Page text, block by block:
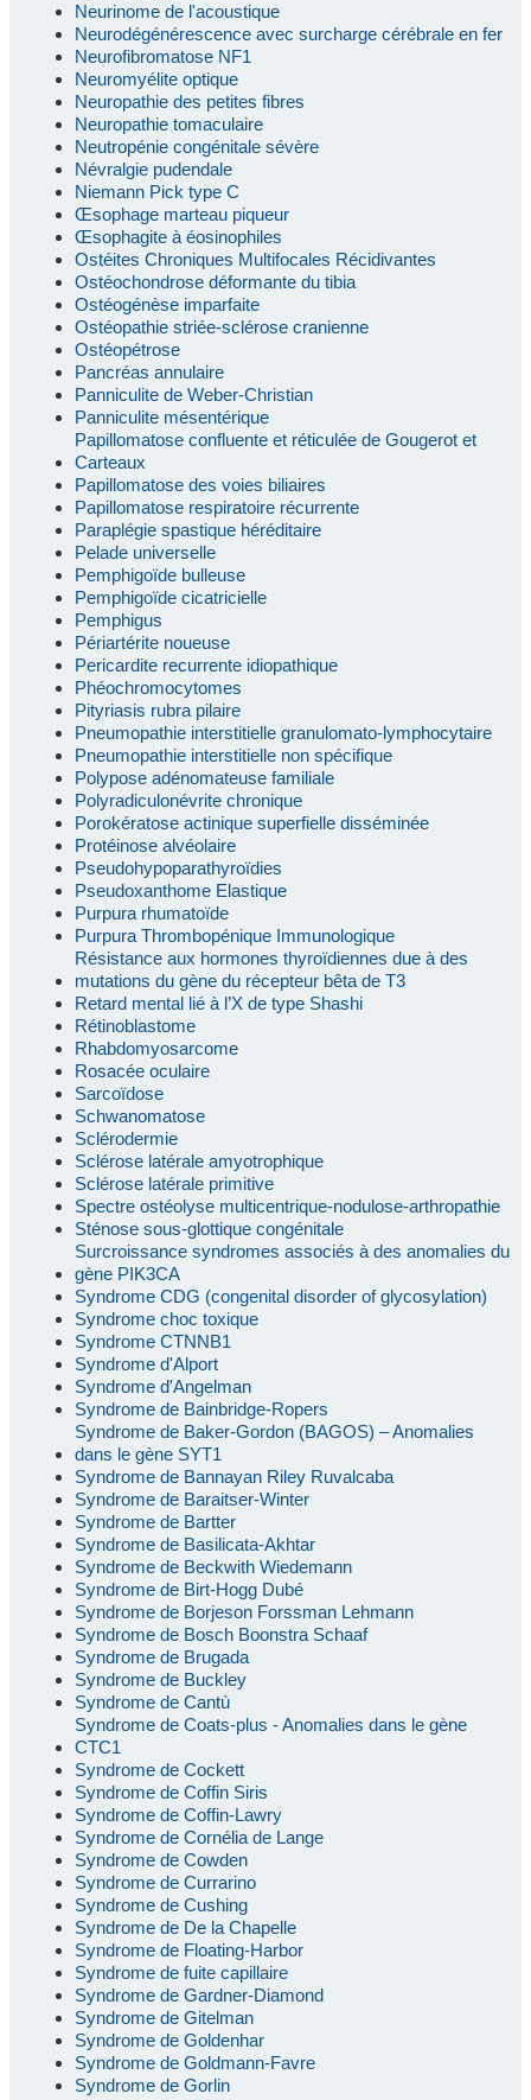
Neurinome de l'acoustique
Neurodégénérescence avec surcharge cérébrale en fer
Neurofibromatose NF1
Neuromyélite optique
Neuropathie des petites fibres
Neuropathie tomaculaire
Neutropénie congénitale sévère
Névralgie pudendale
Niemann Pick type C
Œsophage marteau piqueur
Œsophagite à éosinophiles
Ostéites Chroniques Multifocales Récidivantes
Ostéochondrose déformante du tibia
Ostéogénèse imparfaite
Ostéopathie striée-sclérose cranienne
Ostéopétrose
Pancréas annulaire
Panniculite de Weber-Christian
Panniculite mésentérique
Papillomatose confluente et réticulée de Gougerot et
Carteaux
Papillomatose des voies biliaires
Papillomatose respiratoire récurrente
Paraplégie spastique héréditaire
Pelade universelle
Pemphigoïde bulleuse
Pemphigoïde cicatricielle
Pemphigus
Périartérite noueuse
Pericardite recurrente idiopathique
Phéochromocytomes
Pityriasis rubra pilaire
Pneumopathie interstitielle granulomato-lymphocytaire
Pneumopathie interstitielle non spécifique
Polypose adénomateuse familiale
Polyradiculonévrite chronique
Porokératose actinique superfielle disséminée
Protéinose alvéolaire
Pseudohypoparathyroïdies
Pseudoxanthome Elastique
Purpura rhumatoïde
Purpura Thrombopénique Immunologique
Résistance aux hormones thyroïdiennes due à des
mutations du gène du récepteur bêta de T3
Retard mental lié à l’X de type Shashi
Rétinoblastome
Rhabdomyosarcome
Rosacée oculaire
Sarcoïdose
Schwanomatose
Sclérodermie
Sclérose latérale amyotrophique
Sclérose latérale primitive
Spectre ostéolyse multicentrique-nodulose-arthropathie
Sténose sous-glottique congénitale
Surcroissance syndromes associés à des anomalies du
gène PIK3CA
Syndrome CDG (congenital disorder of glycosylation)
Syndrome choc toxique
Syndrome CTNNB1
Syndrome d'Alport
Syndrome d'Angelman
Syndrome de Bainbridge-Ropers
Syndrome de Baker-Gordon (BAGOS) – Anomalies
dans le gène SYT1
Syndrome de Bannayan Riley Ruvalcaba
Syndrome de Baraitser-Winter
Syndrome de Bartter
Syndrome de Basilicata-Akhtar
Syndrome de Beckwith Wiedemann
Syndrome de Birt-Hogg Dubé
Syndrome de Borjeson Forssman Lehmann
Syndrome de Bosch Boonstra Schaaf
Syndrome de Brugada
Syndrome de Buckley
Syndrome de Cantù
Syndrome de Coats-plus - Anomalies dans le gène
CTC1
Syndrome de Cockett
Syndrome de Coffin Siris
Syndrome de Coffin-Lawry
Syndrome de Cornélia de Lange
Syndrome de Cowden
Syndrome de Currarino
Syndrome de Cushing
Syndrome de De la Chapelle
Syndrome de Floating-Harbor
Syndrome de fuite capillaire
Syndrome de Gardner-Diamond
Syndrome de Gitelman
Syndrome de Goldenhar
Syndrome de Goldmann-Favre
Syndrome de Gorlin